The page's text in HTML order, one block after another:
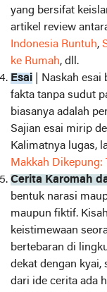
yang bersifat
artikel review
Indonesia Runtuh,
ke Rumah, dll.
Esai | Naskah
fakta tanpa sudut
biasanya adalah
Sajian esai mirip
Kalimatnya lugas,
Makkah Dikepung:
Cerita Karomah
bentuk narasi
maupun fiktif.
keistimewaan
bertebaran di
dekat dengan kyai,
dari ide cerita ada